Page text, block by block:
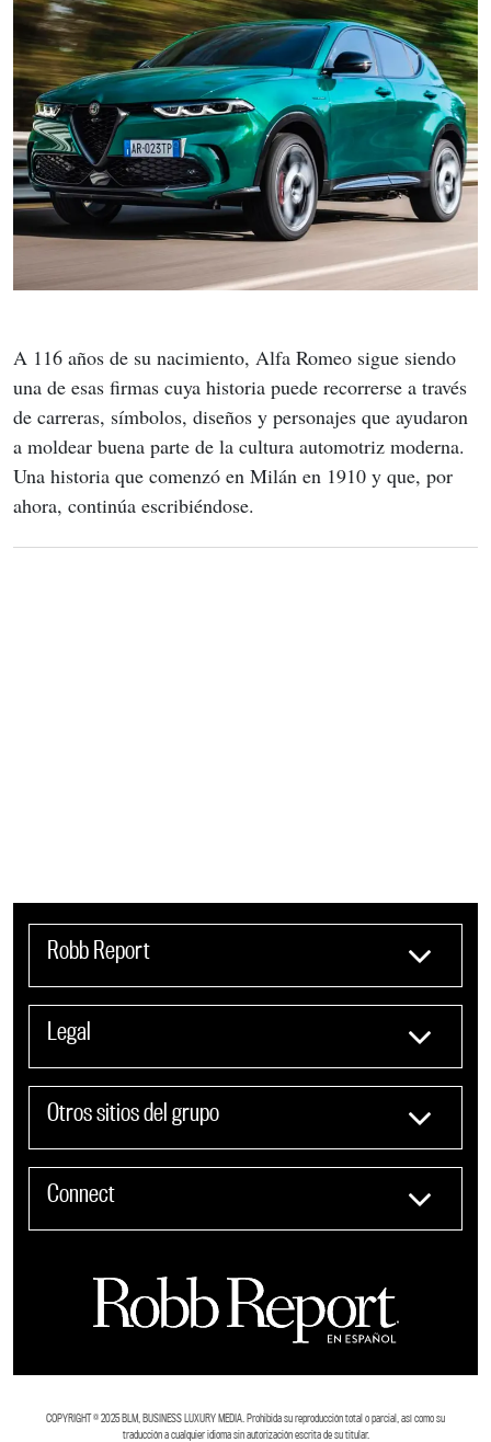
A 116 años de su nacimiento, Alfa Romeo sigue siendo
una de esas firmas cuya historia puede recorrerse a través
de carreras, símbolos, diseños y personajes que ayudaron
a moldear buena parte de la cultura automotriz moderna.
Una historia que comenzó en Milán en 1910 y que, por
ahora, continúa escribiéndose.
Robb Report
Legal
Otros sitios del grupo
Connect
COPYRIGHT ©️ 2025 BLM, BUSINESS LUXURY MEDIA. Prohibida su reproducción total o parcial, así como su
traducción a cualquier idioma sin autorización escrita de su titular.